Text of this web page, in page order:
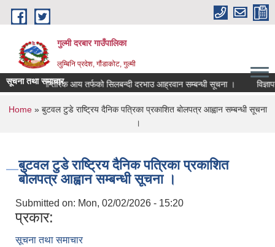
Skip to main content
गुल्मी दरबार गाउँपालिका
लुम्बिनि प्रदेश, गौंडाकोट, गुल्मी
सूचना तथा समाचार
आन्तरिक आय तर्फको सिलबन्दी दरभाउ आह्रवान सम्बन्धी सूचना ।
You are here
Home» बुटवल टुडे राष्ट्रिय दैनिक पत्रिका प्रकाशित बोलपत्र आह्वान सम्बन्धी सूचना
।
बुटवल टुडे राष्ट्रिय दैनिक पत्रिका प्रकाशित
बोलपत्र आह्वान सम्बन्धी सूचना ।
Submitted on: Mon, 02/02/2026 - 15:20
प्रकार:
सूचना तथा समाचार